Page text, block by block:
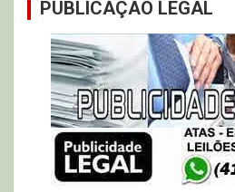
PUBLICAÇÃO LEGAL